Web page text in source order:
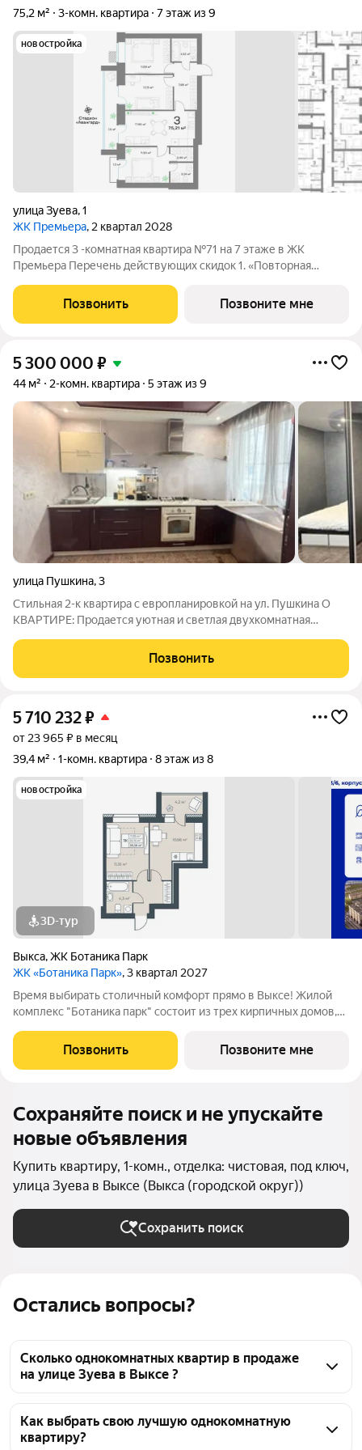
Остались вопросы?
Сколько однокомнатных квартир в продаже
на улице Зуева в Выксе ?
Зуева в Выксе 5 однокомнатных квартир 5
объявлений от застройщиков
Как выбрать свою лучшую однокомнатную
квартиру?
75,2 м² 3-комн. квартира 7 этаж из 9
новостройка
улица Зуева,1
ЖК Премьера, 2 квартал 2028
Продается 3 -комнатная квартира №71 на 7 этаже в ЖК
Премьера Перечень действующих скидок 1. «Повторная
2% 3. «Большой семье большая скидка» от 1% до 3% По
каждому виду скидок требуются
Позвонить Позвоните мне
5 300 000 ₽
44 м² 2-комн. квартира 5 этаж из 9
улица Пушкина,3
Стильная 2-к квартира с европланировкой на ул. Пушкина О
КВАРТИРЕ: Продается уютная и светлая двухкомнатная
живи». Планировка-трансформер: Просторная кухня-гостиная
для семейных вечеров и уютная
Позвонить
5 710 232₽
от 23 965 ₽ в месяц
39,4 м²
1-комн. квартира 8 этаж из 8
новостройка
3D-тур
Выкса,ЖК Ботаника Парк
ЖК «Ботаника Парк», 3 квартал 2027
Время выбирать столичный комфорт прямо в Выксе! Жилой
комплекс "Ботаника парк" состоит из трех кирпичных домов,
территория обеспечивает безопасное пространство для
отдыха детей и взрослых, а
Позвонить Позвоните мне
Сохраняйте поиск и не упускайте
новые объявления
Купить квартиру, 1-комн., отделка: чистовая, под ключ,
улица Зуева в Выксе (Выкса (городской округ))
Сохранить поиск